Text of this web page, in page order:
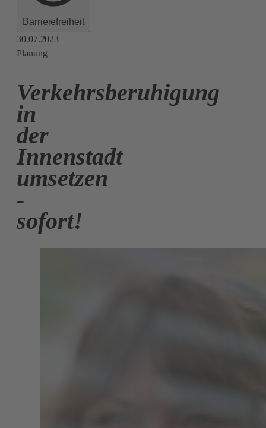
Barrierefreiheit
30.07.2023
Planung
Verkehrsberuhigung
in
der
Innenstadt
umsetzen
-
sofort!